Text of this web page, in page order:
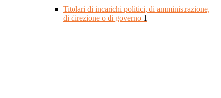
Titolari di incarichi politici, di amministrazione,
di direzione o di governo 1